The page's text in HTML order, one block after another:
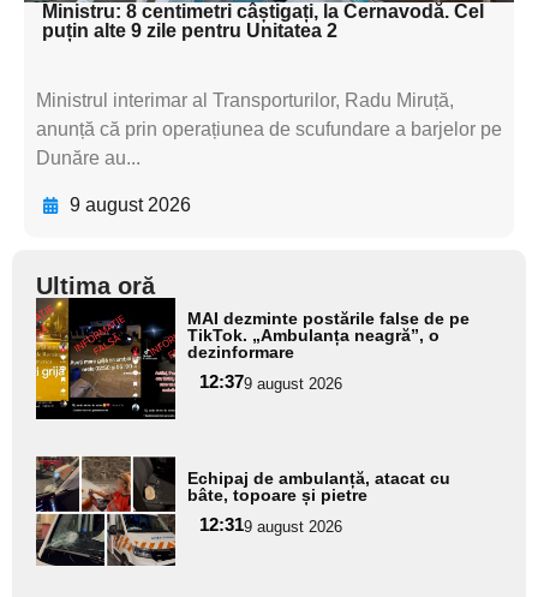
Ministru: 8 centimetri câștigați, la Cernavodă. Cel
puțin alte 9 zile pentru Unitatea 2
Ministrul interimar al Transporturilor, Radu Miruță,
anunță că prin operațiunea de scufundare a barjelor pe
Dunăre au...
9 august 2026
Ultima oră
Adaugă
aici textul
pentru
subtitlu
MAI dezminte postările false de pe
TikTok. „Ambulanța neagră”, o
dezinformare
12:379 august 2026
Adaugă
aici textul
pentru
subtitlu
Echipaj de ambulanță, atacat cu
bâte, topoare și pietre
12:319 august 2026